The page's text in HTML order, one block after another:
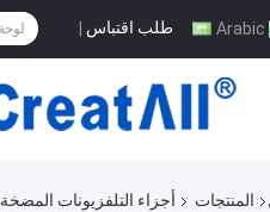
طلب اقتباس |
المنتجات أجزاء التلفزيونات المضخة